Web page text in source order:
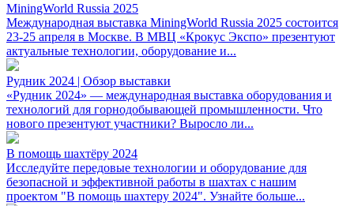
MiningWorld Russia 2025
Международная выставка MiningWorld Russia 2025 состоится
23-25 апреля в Москве. В МВЦ «Крокус Экспо» презентуют
актуальные технологии, оборудование и...
Рудник 2024 | Обзор выставки
«Рудник 2024» — международная выставка оборудования и
технологий для горнодобывающей промышленности. Что
нового презентуют участники? Выросло ли...
В помощь шахтёру 2024
Исследуйте передовые технологии и оборудование для
безопасной и эффективной работы в шахтах с нашим
проектом "В помощь шахтеру 2024". Узнайте больше...